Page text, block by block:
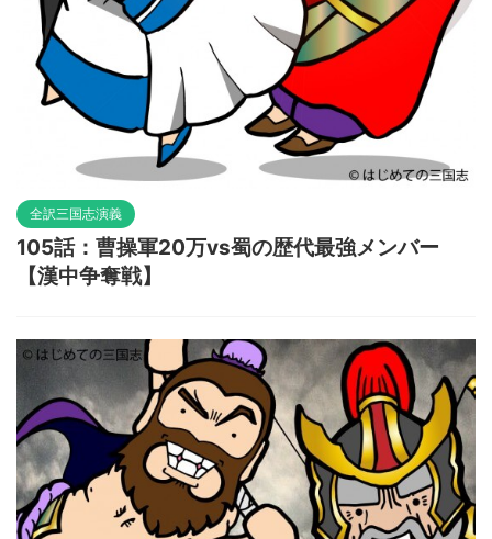
全訳三国志演義
105話：曹操軍20万vs蜀の歴代最強メンバー
【漢中争奪戦】